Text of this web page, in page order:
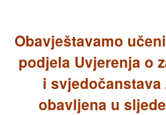
Obavještavamo
podjela Uvjerenja o
i
obavljena u